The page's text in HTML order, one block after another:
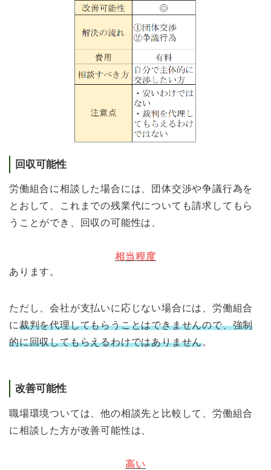
回収可能性
労働組合に相談した場合には、団体交渉や争議行為を
とおして、これまでの残業代についても請求してもら
うことができ、回収の可能性は、
相当程度
あります。
ただし、会社が支払いに応じない場合には、労働組合
に裁判を代理してもらうことはできませんので、強制
的に回収してもらえるわけではありません。
改善可能性
職場環境ついては、他の相談先と比較して、労働組合
に相談した方が改善可能性は、
高い